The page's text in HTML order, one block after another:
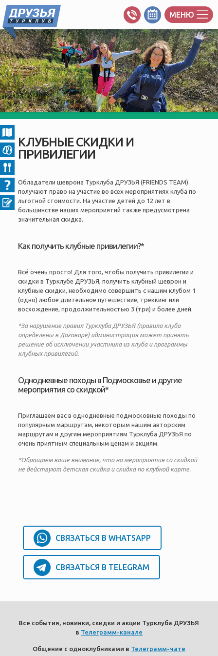
МЕНЮ
КЛУБНЫЕ СКИДКИ И
ПРИВИЛЕГИИ
Обладатели шеврона Турклуба ДРУЗЬЯ (FRIENDS TEAM)
получают право на участие во всех мероприятиях клуба по
льготной стоимости. На участие детей до 12 лет в
большинстве наших мероприятий также предусмотрена
значительная скидка.
Как получить клубные привилегии?*
Всё очень просто! Для того, чтобы получить привилегии и
скидки в Турклубе ДРУЗЬЯ, получить клубный шеврон и
клубные скидки, необходимо совершить с нашим клубом 1
(одно) любое длительное путешествие, треккинг или
восхождение, продолжительностью 3 (три) и более дней.
*За нарушение правил Турклуба ДРУЗЬЯ (правила клуба
определены в Договоре) администрация может принять
решение об исключении участника из клуба и программы
клубных привилегий.
Однодневные походы в Подмосковье и другие
мероприятия со скидкой*
Приглашаем вас в однодневные подмосковные походы по
популярным маршрутам, некоторым нашим авторским
маршрутам и другим мероприятиям Турклуба ДРУЗЬЯ по
очень приятным специальным ценам и акциям.
*Обращаем ваше внимание, что на мероприятия со скидкой
не действуют детская скидка и скидка по клубной карте.
СВЯЗАТЬСЯ В WHATSAPP
СВЯЗАТЬСЯ В TELEGRAM
Все события, новинки, скидки и акции Турклуба ДРУЗЬЯ
в Телеграмм-канале
Общение с одноклубниками в Телеграмм-чате